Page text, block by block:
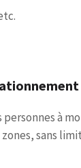
personnes à
zones, sans